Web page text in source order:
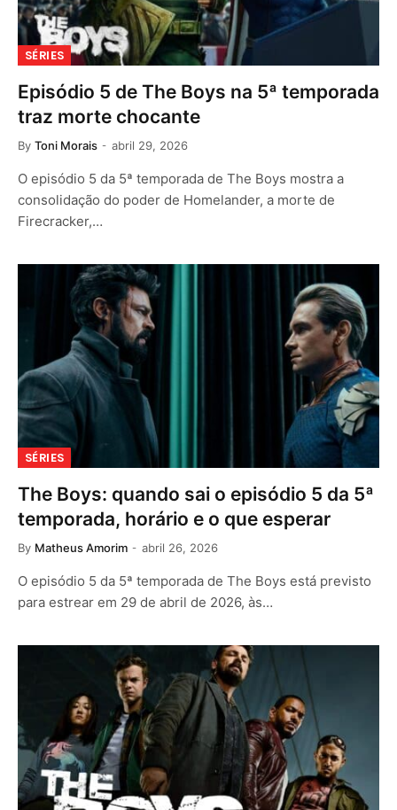
SÉRIES
Episódio 5 de The Boys na 5ª temporada
traz morte chocante
By Toni Morais abril 29, 2026
O episódio 5 da 5ª temporada de The Boys mostra a
consolidação do poder de Homelander, a morte de
Firecracker,…
SÉRIES
The Boys: quando sai o episódio 5 da 5ª
temporada, horário e o que esperar
By Matheus Amorim abril 26, 2026
O episódio 5 da 5ª temporada de The Boys está previsto
para estrear em 29 de abril de 2026, às…